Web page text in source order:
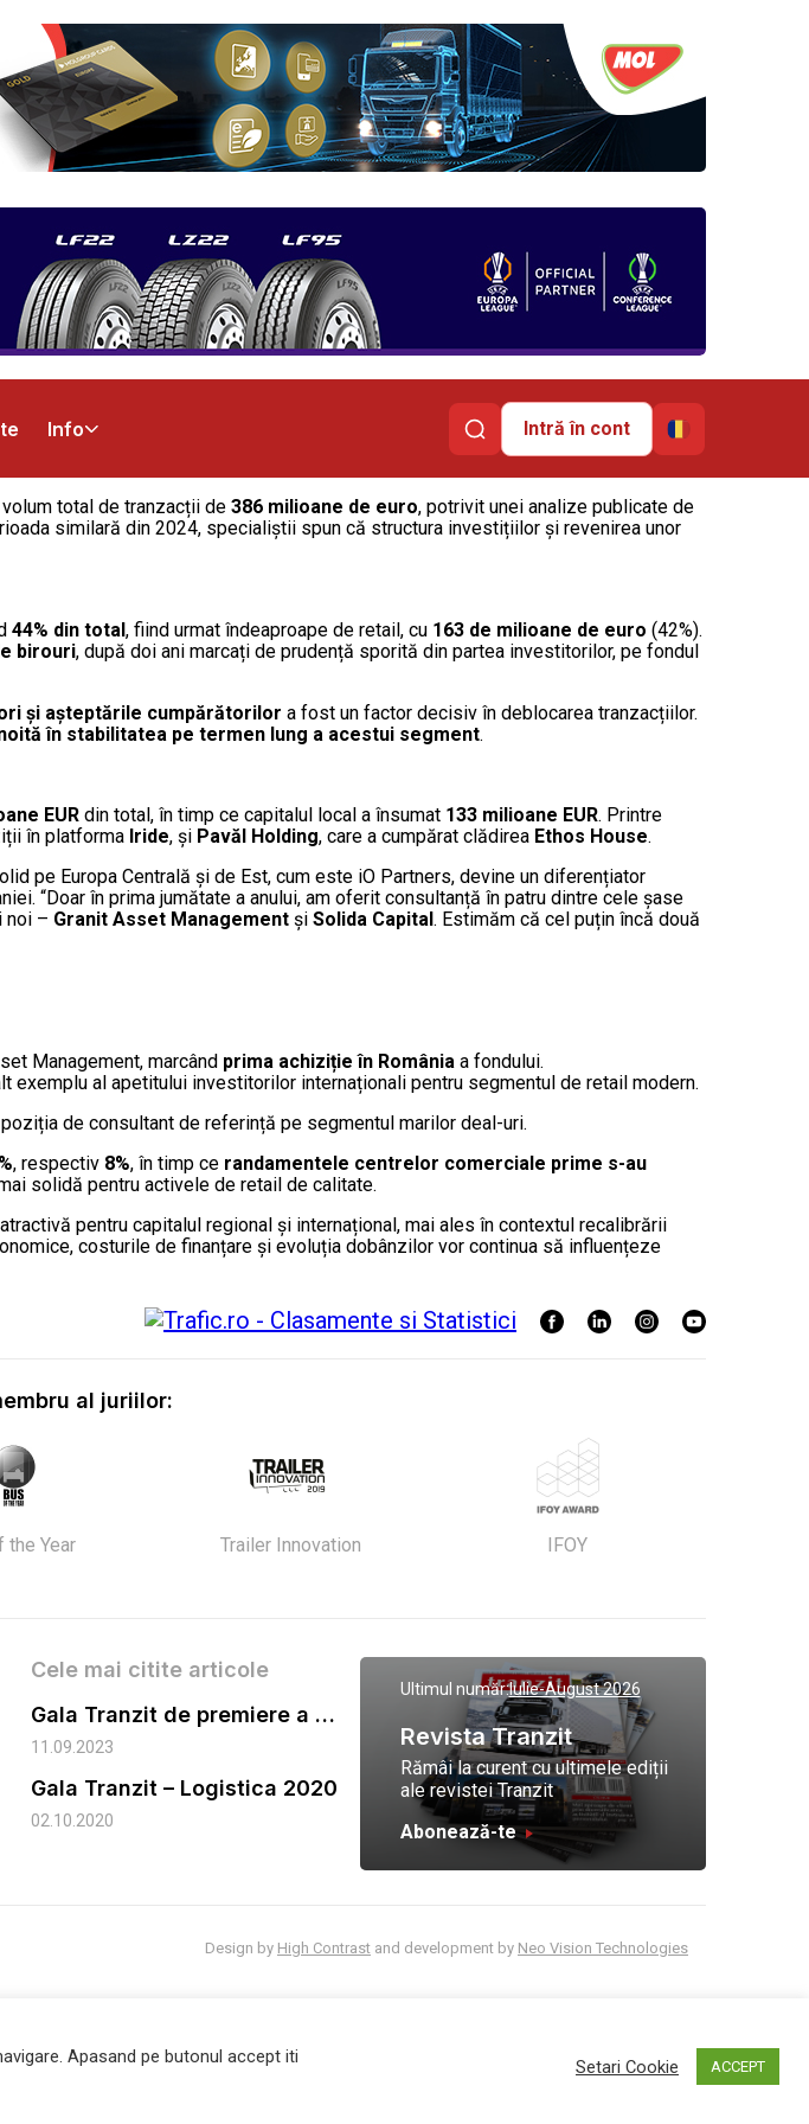
Info Intră în cont
total de tranzacții de 386 milioane de euro, potrivit unei analize publicate de
similară din 2024, specialiștii spun că structura investițiilor și revenirea unor
44% din total, fiind urmat îndeaproape de retail, cu 163 de milioane de euro (42%).
birouri, după doi ani marcați de prudență sporită din partea investitorilor, pe fondul
și așteptările cumpărătorilor a fost un factor decisiv în deblocarea tranzacțiilor.
în stabilitatea pe termen lung a acestui segment.
EUR din total, în timp ce capitalul local a însumat 133 milioane EUR. Printre
în platforma Iride, și Pavăl Holding, care a cumpărat clădirea Ethos House.
pe Europa Centrală și de Est, cum este iO Partners, devine un diferențiator
“Doar în prima jumătate a anului, am oferit consultanță în patru dintre cele șase
noi – Granit Asset Management și Solida Capital. Estimăm că cel puțin încă două
Management, marcând prima achiziție în România a fondului.
exemplu al apetitului investitorilor internaționali pentru segmentul de retail modern.
de consultant de referință pe segmentul marilor deal-uri.
, respectiv 8%, în timp ce randamentele centrelor comerciale prime s-au
solidă pentru activele de retail de calitate.
pentru capitalul regional și internațional, mai ales în contextul recalibrării
costurile de finanțare și evoluția dobânzilor vor continua să influențeze
al juriilor:
the Year Trailer Innovation IFOY
Cele mai citite articole
Gala Tranzit de premiere a celor mai eficienti operatori de transport marfa 2023
11.09.2023
Gala Tranzit – Logistica 2020
02.10.2020
Ultimul număr:Iulie-August 2026
Revista Tranzit
Rămâi la curent cu ultimele ediții
ale revistei Tranzit
Abonează-te
Design by High Contrast and development by Neo Vision Technologies
Apasand pe butonul accept iti
Setari Cookie ACCEPT